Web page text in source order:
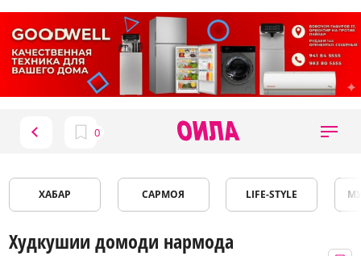
ХАБАР САРМОЯ LIFE-STYLE
Худкушии домоди нармода